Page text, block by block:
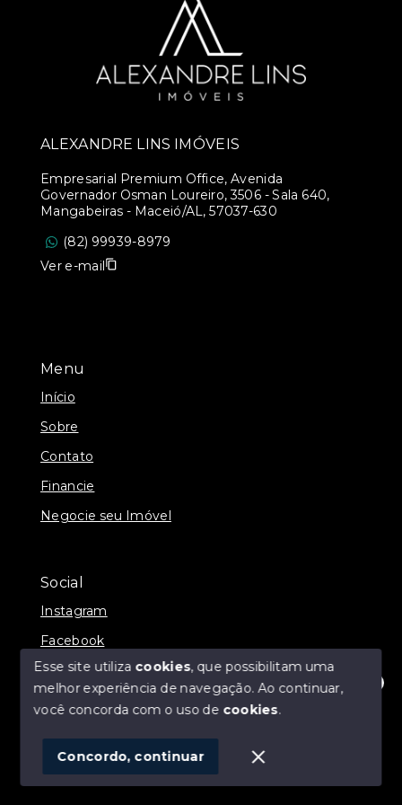
Olá! Estamos disponíveis para te ajudar.
Menu
Início
Sobre
Contato
Financie
Negocie seu Imóvel
Social
Instagram
Facebook
© Copyright 2026 - ALEXANDRE LINS IMÓVEIS -
SITE PARA IMOBILIARIA
ALEXANDRE LINS IMÓVEIS
Empresarial Premium Office, Avenida
Governador Osman Loureiro, 3506 - Sala 640,
Mangabeiras - Maceió/AL, 57037-630
(82) 99939-8979
Ver e-mail
Esse site utiliza cookies, que possibilitam uma
melhor experiência de navegação.Ao continuar,
você concorda com o uso de cookies.
Concordo, continuar